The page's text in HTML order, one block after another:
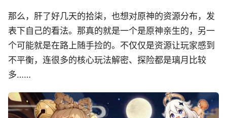
那么，肝了好几天的拾柒，也想对原神的资源分布，发
表下自己的看法。那真的就是一个是原神亲生的，另一
个可能就是在路上随手捡的。不仅仅是资源让玩家感到
不平衡，连很多的核心玩法解密、探险都是璃月比较
多……